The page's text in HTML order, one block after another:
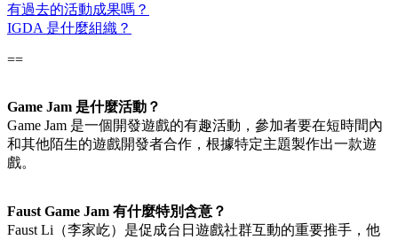
有過去的活動成果嗎？
IGDA 是什麼組織？
==
Game Jam 是什麼活動？
Game Jam 是一個開發遊戲的有趣活動，參加者要在短時間內
和其他陌生的遊戲開發者合作，根據特定主題製作出一款遊
戲。
Faust Game Jam 有什麼特別含意？
Faust Li（李家屹）是促成台日遊戲社群互動的重要推手，他